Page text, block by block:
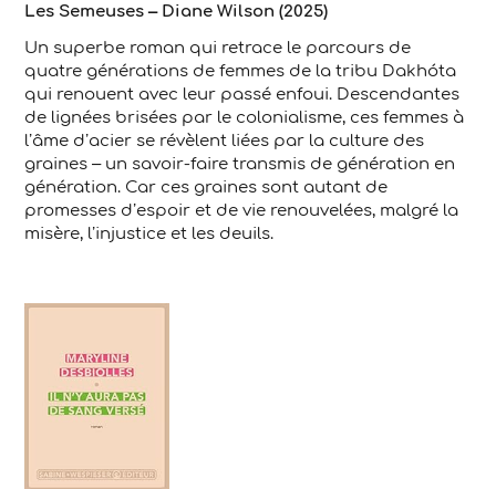
Les Semeuses – Diane Wilson (2025)
Un superbe roman qui retrace le parcours de
quatre générations de femmes de la tribu Dakhóta
qui renouent avec leur passé enfoui. Descendantes
de lignées brisées par le colonialisme, ces femmes à
l’âme d’acier se révèlent liées par la culture des
graines – un savoir-faire transmis de génération en
génération. Car ces graines sont autant de
promesses d’espoir et de vie renouvelées, malgré la
misère, l’injustice et les deuils.